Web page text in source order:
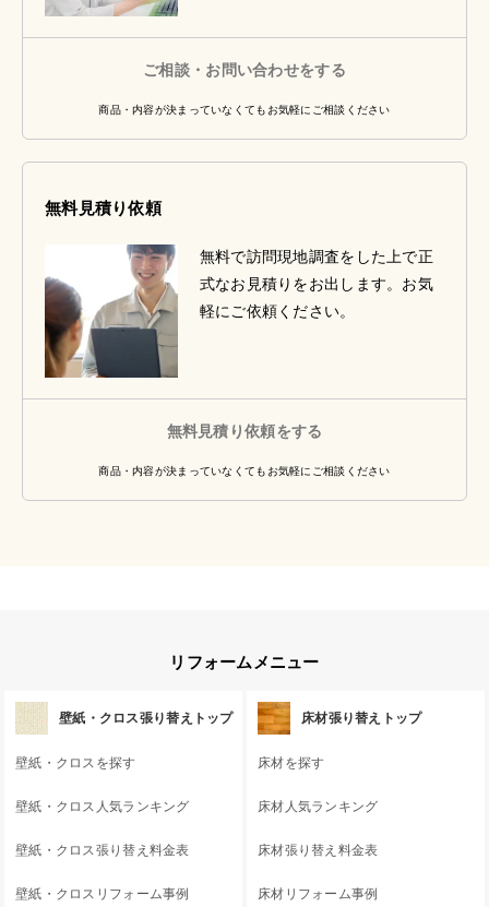
ご相談・お問い合わせをする
商品・内容が決まっていなくてもお気軽にご相談ください
無料見積り依頼
無料で訪問現地調査をした上で正
式なお見積りをお出します。お気
軽にご依頼ください。
無料見積り依頼をする
商品・内容が決まっていなくてもお気軽にご相談ください
リフォームメニュー
壁紙・クロス張り替えトップ
壁紙・クロスを探す
壁紙・クロス人気ランキング
壁紙・クロス張り替え料金表
壁紙・クロスリフォーム事例
床材張り替えトップ
床材を探す
床材人気ランキング
床材張り替え料金表
床材リフォーム事例